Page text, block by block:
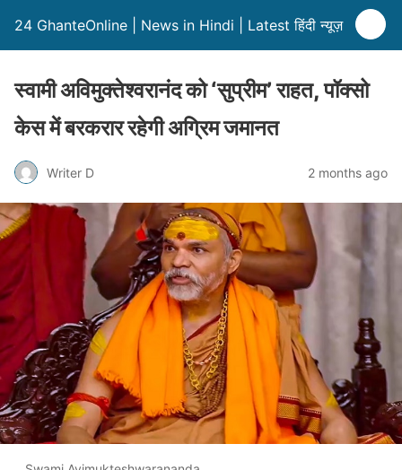
24 GhanteOnline | News in Hindi | Latest हिंदी न्यूज़
स्वामी अविमुक्तेश्वरानंद को ‘सुप्रीम’ राहत, पॉक्सो
केस में बरकरार रहेगी अग्रिम जमानत
Writer D 2 months ago